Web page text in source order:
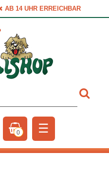
AB 14 UHR ERREICHBAR
0 ☰